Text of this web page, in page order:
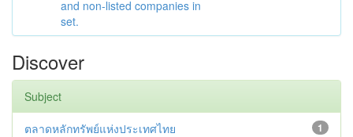
and non-listed companies in
set.
Discover
Subject
1
ตลาดหลักทรัพย์แห่งประเทศไทย